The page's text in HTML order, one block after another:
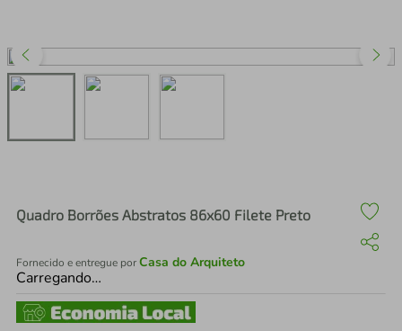
Quadro Borrões Abstratos 86x60 Filete Preto
Fornecido e entregue porCasa do Arquiteto
Carregando…
perfume